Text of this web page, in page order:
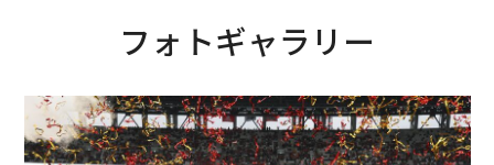
フォトギャラリー